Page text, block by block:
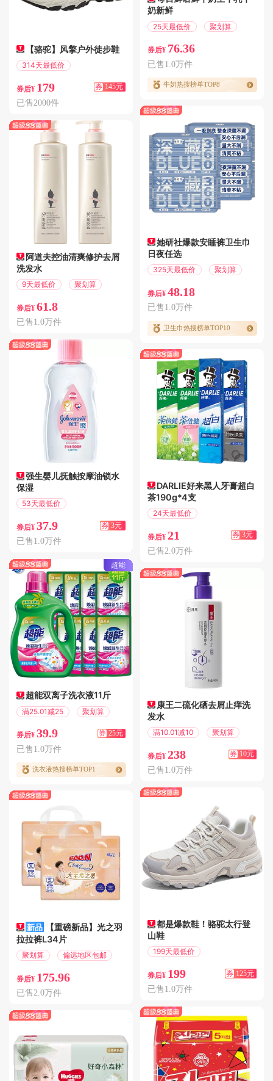
【骆驼】风擎户外徒步鞋
314天最低价
券后¥ 179 券 145元
已售2000件
阿道夫控油清爽修护去屑
洗发水
9天最低价 聚划算
券后¥ 61.8
已售1.0万件
强生婴儿抚触按摩油锁水
保湿
53天最低价
券后¥ 37.9 券 3元
已售1.0万件
超能
超能双离子洗衣液11斤
满25.01减25 聚划算
券后¥ 39.9 券 25元
已售1.0万件
洗衣液热搜榜单TOP1
【重磅新品】光之羽
拉拉裤L34片
聚划算 偏远地区包邮
券后¥ 175.96
已售2.0万件
奶新鲜
25天最低价 聚划算
券后¥ 76.36
已售1.0万件
牛奶热搜榜单TOP8
她研社爆款安睡裤卫生巾
日夜任选
325天最低价 聚划算
券后¥ 48.18
已售1.0万件
卫生巾热搜榜单TOP10
DARLIE好来黑人牙膏超白
茶190g*4支
24天最低价
券后¥ 21 券 3元
已售2.0万件
康王二硫化硒去屑止痒洗
发水
满10.01减10 聚划算
券后¥ 238 券 10元
已售1.0万件
都是爆款鞋！骆驼太行登
山鞋
199天最低价
券后¥ 199 券 125元
已售1.0万件